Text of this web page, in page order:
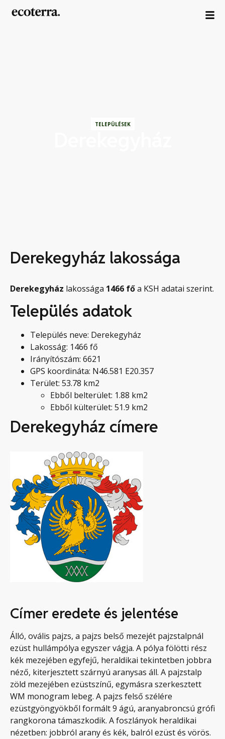
TELEPÜLÉSEK
Derekegyház lakossága
Derekegyház lakossága 1466 főa KSH adatai szerint.
Település adatok
Település neve: Derekegyház
Lakosság: 1466 fő
Irányítószám: 6621
GPS koordináta: N46.581 E20.357
Terület: 53.78 km2
Ebből belterület: 1.88 km2
Ebből külterület: 51.9 km2
Derekegyház címere
Címer eredete és jelentése
Álló, ovális pajzs, a pajzs belső mezejét pajzstalpnál
ezüst hullámpólya egyszer vágja. A pólya fölötti rész
kék mezejében egyfejű, heraldikai tekintetben jobbra
néző, kiterjesztett szárnyú aranysas áll. A pajzstalp
zöld mezejében ezüstszínű, egymásra szerkesztett
WM monogram lebeg. A pajzs felső szélére
ezüstgyöngyökből formált 9 ágú, aranyabroncsú grófi
rangkorona támaszkodik. A foszlányok heraldikai
nézetben: jobbról arany és kék, balról ezüst és vörös.